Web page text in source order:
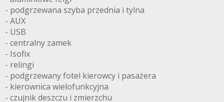
- podgrzewana szyba przednia i tylna
- AUX
- USB
- centralny zamek
- Isofix
- relingi
- podgrzewany fotel kierowcy i pasażera
- kierownica wielofunkcyjna
- czujnik deszczu i zmierzchu